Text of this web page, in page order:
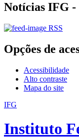
Notícias IFG -
RSS
Opções de
Acessibilidade
Alto contraste
Mapa do site
IFG
Instituto